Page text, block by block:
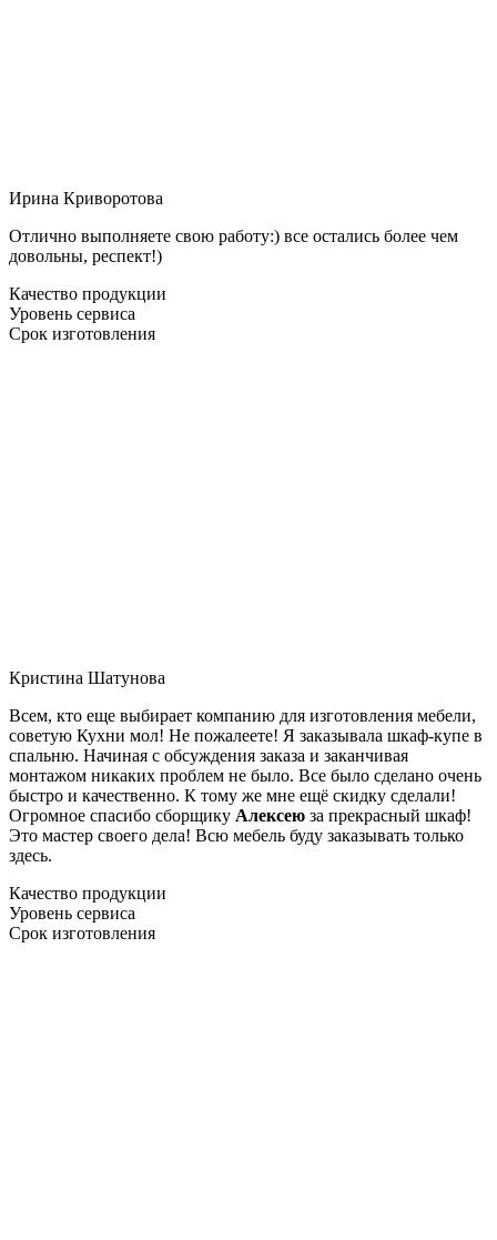
Ирина Криворотова
Отлично выполняете свою работу:) все остались более чем
довольны, респект!)
Качество продукции
Уровень сервиса
Срок изготовления
Кристина Шатунова
Всем, кто еще выбирает компанию для изготовления мебели,
советую Кухни мол! Не пожалеете! Я заказывала шкаф-купе в
спальню. Начиная с обсуждения заказа и заканчивая
монтажом никаких проблем не было. Все было сделано очень
быстро и качественно. К тому же мне ещё скидку сделали!
Огромное спасибо сборщику Алексею за прекрасный шкаф!
Это мастер своего дела! Всю мебель буду заказывать только
здесь.
Качество продукции
Уровень сервиса
Срок изготовления